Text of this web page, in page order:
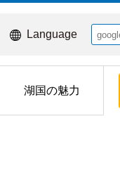
Language
湖国の魅力